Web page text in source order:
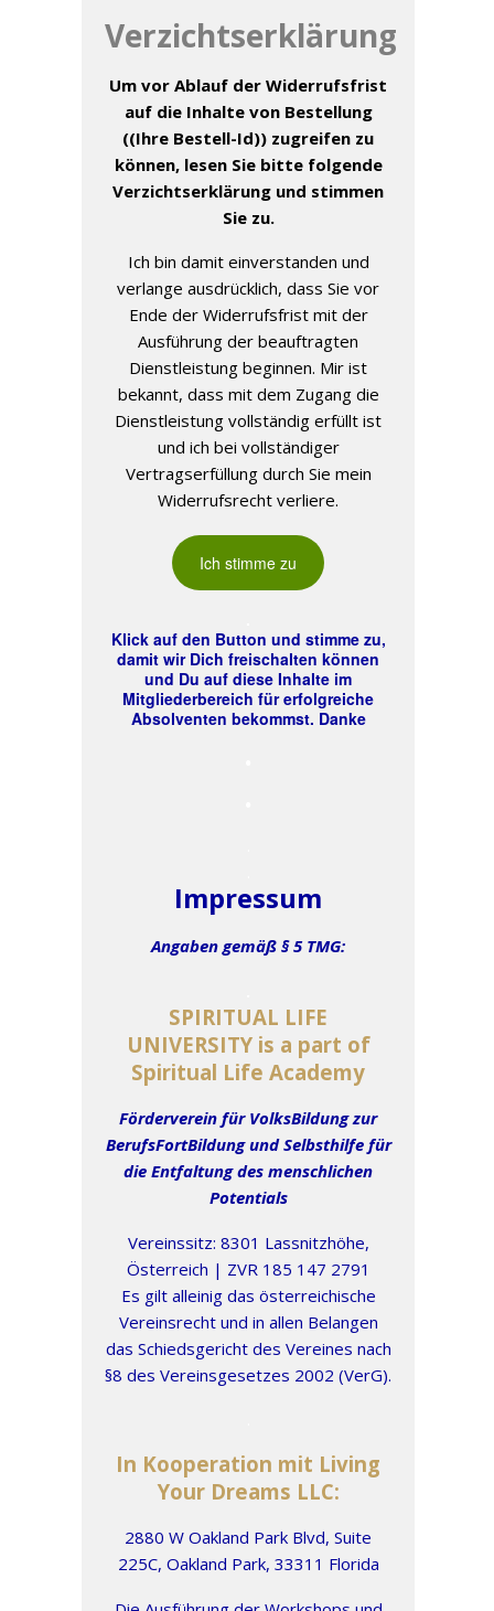
Verzichtserklärung
Um vor Ablauf der Widerrufsfrist
auf die Inhalte von Bestellung
((Ihre Bestell-Id)) zugreifen zu
können, lesen Sie bitte folgende
Verzichtserklärung und stimmen
Sie zu.
Ich bin damit einverstanden und
verlange ausdrücklich, dass Sie vor
Ende der Widerrufsfrist mit der
Ausführung der beauftragten
Dienstleistung beginnen. Mir ist
bekannt, dass mit dem Zugang die
Dienstleistung vollständig erfüllt ist
und ich bei vollständiger
Vertragserfüllung durch Sie mein
Widerrufsrecht verliere.
Ich stimme zu
Klick auf den Button und stimme zu,
damit wir Dich freischalten können
und Du auf diese Inhalte im
Mitgliederbereich für erfolgreiche
Absolventen bekommst. Danke
Impressum
Angaben gemäß § 5 TMG:
SPIRITUAL LIFE
UNIVERSITY is a part of
Spiritual Life Academy
Förderverein für VolksBildung zur
BerufsFortBildung und Selbsthilfe für
die Entfaltung des menschlichen
Potentials
Vereinssitz: 8301 Lassnitzhöhe,
Österreich | ZVR 1 85 147 2791
Es gilt alleinig das österreichische
Vereinsrecht und in allen Belangen
das Schiedsgericht des Vereines nach
§8 des Vereinsgesetzes 2002 (VerG).
In Kooperation mit Living
Your Dreams LLC:
2880 W Oakland Park Blvd, Suite
225C, Oakland Park, 33311 Florida